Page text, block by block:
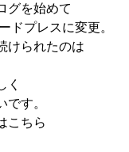
グを始めて
ドプレスに変更。
けられたのは
く
です。
こちら